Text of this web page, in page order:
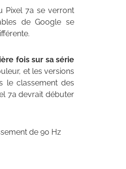
Pixel 7a se verront
de Google se
fois sur sa série
et les versions
le classement des
7a devrait débuter
de 90 Hz